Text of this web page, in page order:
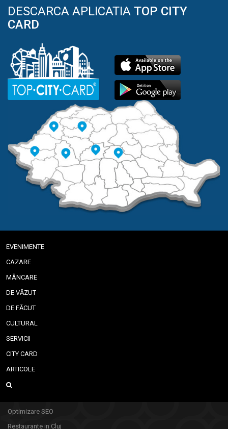
DESCARCA APLICATIA TOP CITY
CARD
EVENIMENTE
CAZARE
MÂNCARE
DE VĂZUT
DE FĂCUT
CULTURAL
SERVICII
CITY CARD
ARTICOLE
Optimizare SEO
Restaurante in Cluj